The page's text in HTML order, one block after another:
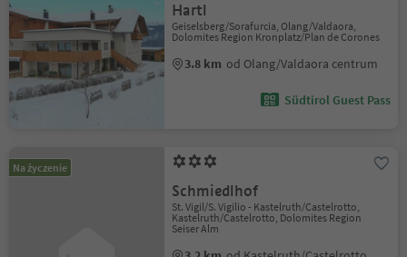
Hartl
Geiselsberg/Sorafurcia, Olang/Valdaora,
Dolomites Region Kronplatz/Plan de Corones
3.8 km od Olang/Valdaora centrum
Südtirol Guest Pass
Na życzenie
Schmiedlhof
St. Vigil/S. Vigilio - Kastelruth/Castelrotto,
Kastelruth/Castelrotto, Dolomites Region
Seiser Alm